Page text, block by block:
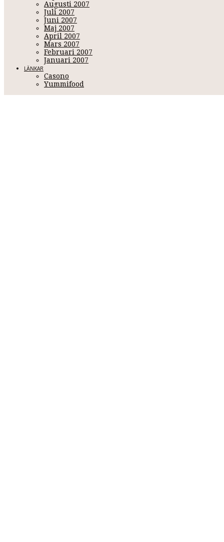
Augusti 2007
Juli 2007
Juni 2007
Maj 2007
April 2007
Mars 2007
Februari 2007
Januari 2007
LÄNKAR
Casono
Yummifood